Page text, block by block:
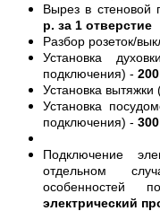
Вырез в стеновой
р. за 1 отверстие
Разбор розеток/
Установка
подключения) -
Установка вытяжки
Установка
подключения) -
Подключение
отдельном
особенностей
электрический